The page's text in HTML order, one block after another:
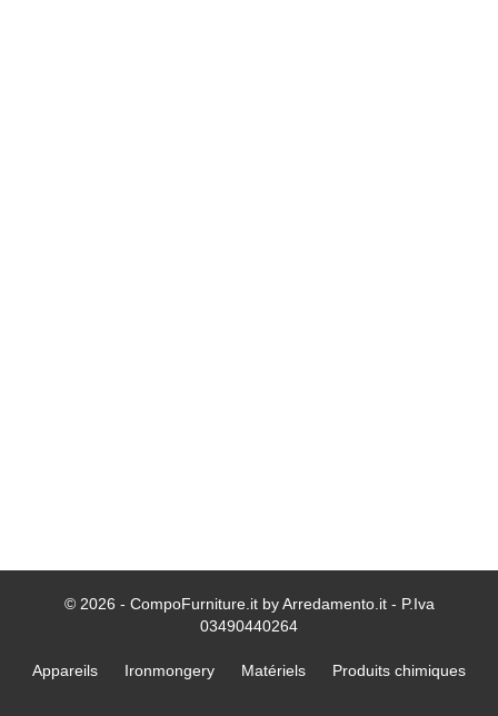
© 2026 - CompoFurniture.it by Arredamento.it - P.Iva
03490440264
Appareils Ironmongery Matériels Produits chimiques